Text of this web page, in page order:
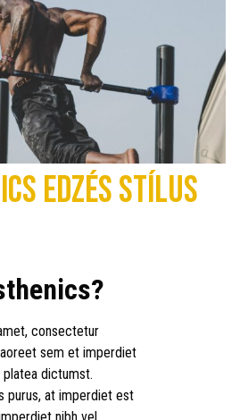
edzés stílus
consectetur
sem et imperdiet
platea dictumst.
purus, at imperdiet est